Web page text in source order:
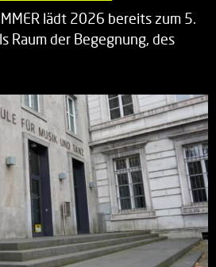
lädt 2026 bereits zum 5.
Raum der Begegnung, des